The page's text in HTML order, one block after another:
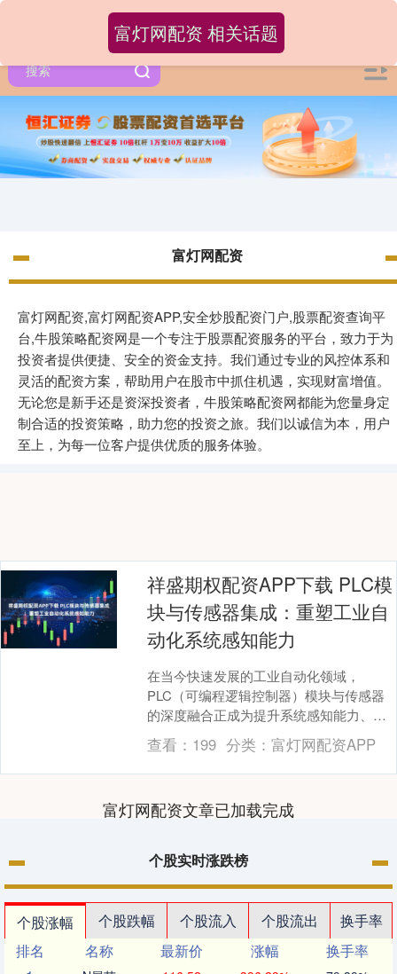
富灯网配资
富灯网配资,富灯网配资APP,安全炒股配资门户,股票配资查询平
台,牛股策略配资网是一个专注于股票配资服务的平台，致力于为
投资者提供便捷、安全的资金支持。我们通过专业的风控体系和
灵活的配资方案，帮助用户在股市中抓住机遇，实现财富增值。
无论您是新手还是资深投资者，牛股策略配资网都能为您量身定
制合适的投资策略，助力您的投资之旅。我们以诚信为本，用户
至上，为每一位客户提供优质的服务体验。
富灯网配资 相关话题
祥盛期权配资APP下载 PLC模
块与传感器集成：重塑工业自
动化系统感知能力
在当今快速发展的工业自动化领域，
PLC（可编程逻辑控制器）模块与传感器
的深度融合正成为提升系统感知能力、优
化生产流程的关键力量。近日，随着一系
列创新技术的推出，....
查看： 199 分类： 富灯网配资APP
富灯网配资文章已加载完成
个股实时涨跌榜
个股涨幅 个股跌幅 个股流入 个股流出
换手率
排名
名称 最新价 涨幅
换手率